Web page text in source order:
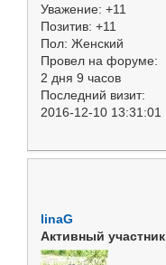
Уважение: +11
Позитив: +11
Пол: Женский
Провел на форуме:
2 дня 9 часов
Последний визит:
2016-12-10 13:31:01
linaG
Активный участник